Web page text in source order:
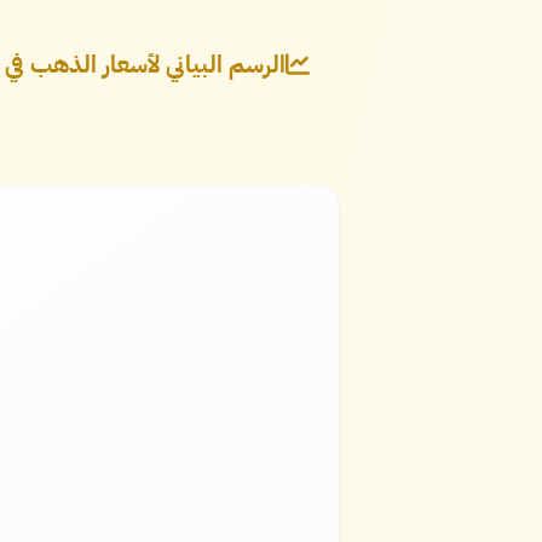
الرسم البياني لأسعار الذهب في